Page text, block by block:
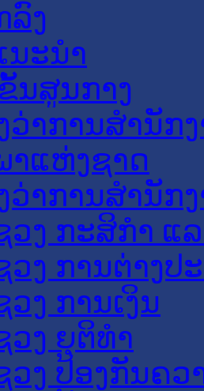
ລົງ
ນະນໍາ
ນສູນກາງ
ວ່າການສໍານັກ
າແຫ່ງຊາດ
ວ່າການສຳນັກ
ວງ ກະສິກຳ ແ
ວງ ການຕ່າງປ
ງ ການເງິນ
ວງ ຍຸຕິທໍາ
ວງ ປ້ອງກັນຄວ